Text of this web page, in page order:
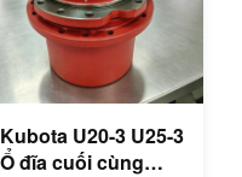
Kubota U20-3 U25-3
Ổ đĩa cuối cùng